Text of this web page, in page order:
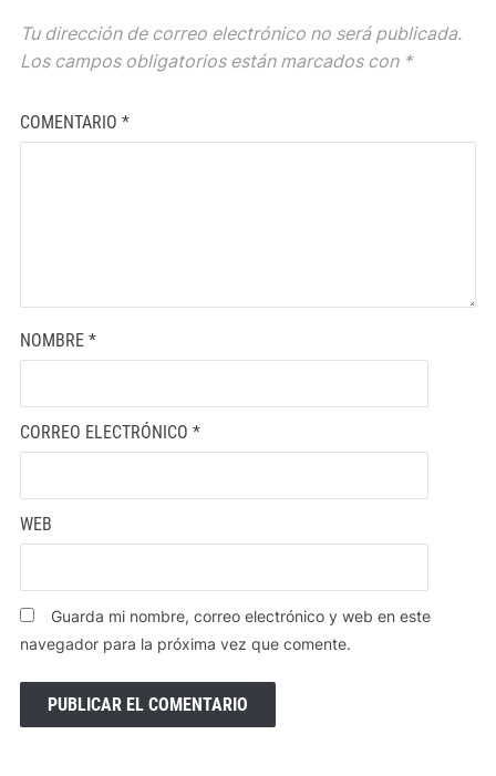
Tu dirección de correo electrónico no será publicada.
Los campos obligatorios están marcados con *
COMENTARIO *
NOMBRE *
CORREO ELECTRÓNICO *
WEB
Guarda mi nombre, correo electrónico y web en este
navegador para la próxima vez que comente.